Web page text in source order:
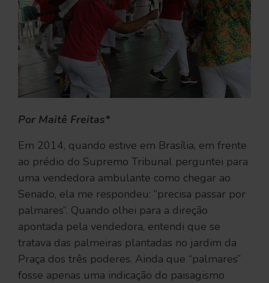
Por Maitê Freitas*
Em 2014, quando estive em Brasília, em frente
ao prédio do Supremo Tribunal perguntei para
uma vendedora ambulante como chegar ao
Senado, ela me respondeu: “precisa passar por
palmares”. Quando olhei para a direção
apontada pela vendedora, entendi que se
tratava das palmeiras plantadas no jardim da
Praça dos três poderes. Ainda que “palmares”
fosse apenas uma indicação do paisagismo